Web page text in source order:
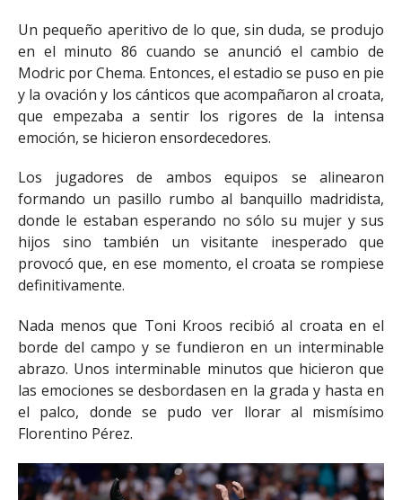
Un pequeño aperitivo de lo que, sin duda, se produjo
en el minuto 86 cuando se anunció el cambio de
Modric por Chema. Entonces, el estadio se puso en pie
y la ovación y los cánticos que acompañaron al croata,
que empezaba a sentir los rigores de la intensa
emoción, se hicieron ensordecedores.
Los jugadores de ambos equipos se alinearon
formando un pasillo rumbo al banquillo madridista,
donde le estaban esperando no sólo su mujer y sus
hijos sino también un visitante inesperado que
provocó que, en ese momento, el croata se rompiese
definitivamente.
Nada menos que Toni Kroos recibió al croata en el
borde del campo y se fundieron en un interminable
abrazo. Unos interminable minutos que hicieron que
las emociones se desbordasen en la grada y hasta en
el palco, donde se pudo ver llorar al mismísimo
Florentino Pérez.